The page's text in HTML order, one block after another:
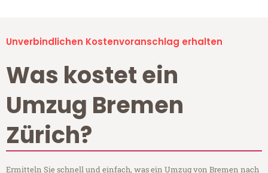
Unverbindlichen Kostenvoranschlag erhalten
Was kostet ein
Umzug Bremen
Zürich?
Ermitteln Sie schnell und einfach, was ein Umzug von Bremen nach